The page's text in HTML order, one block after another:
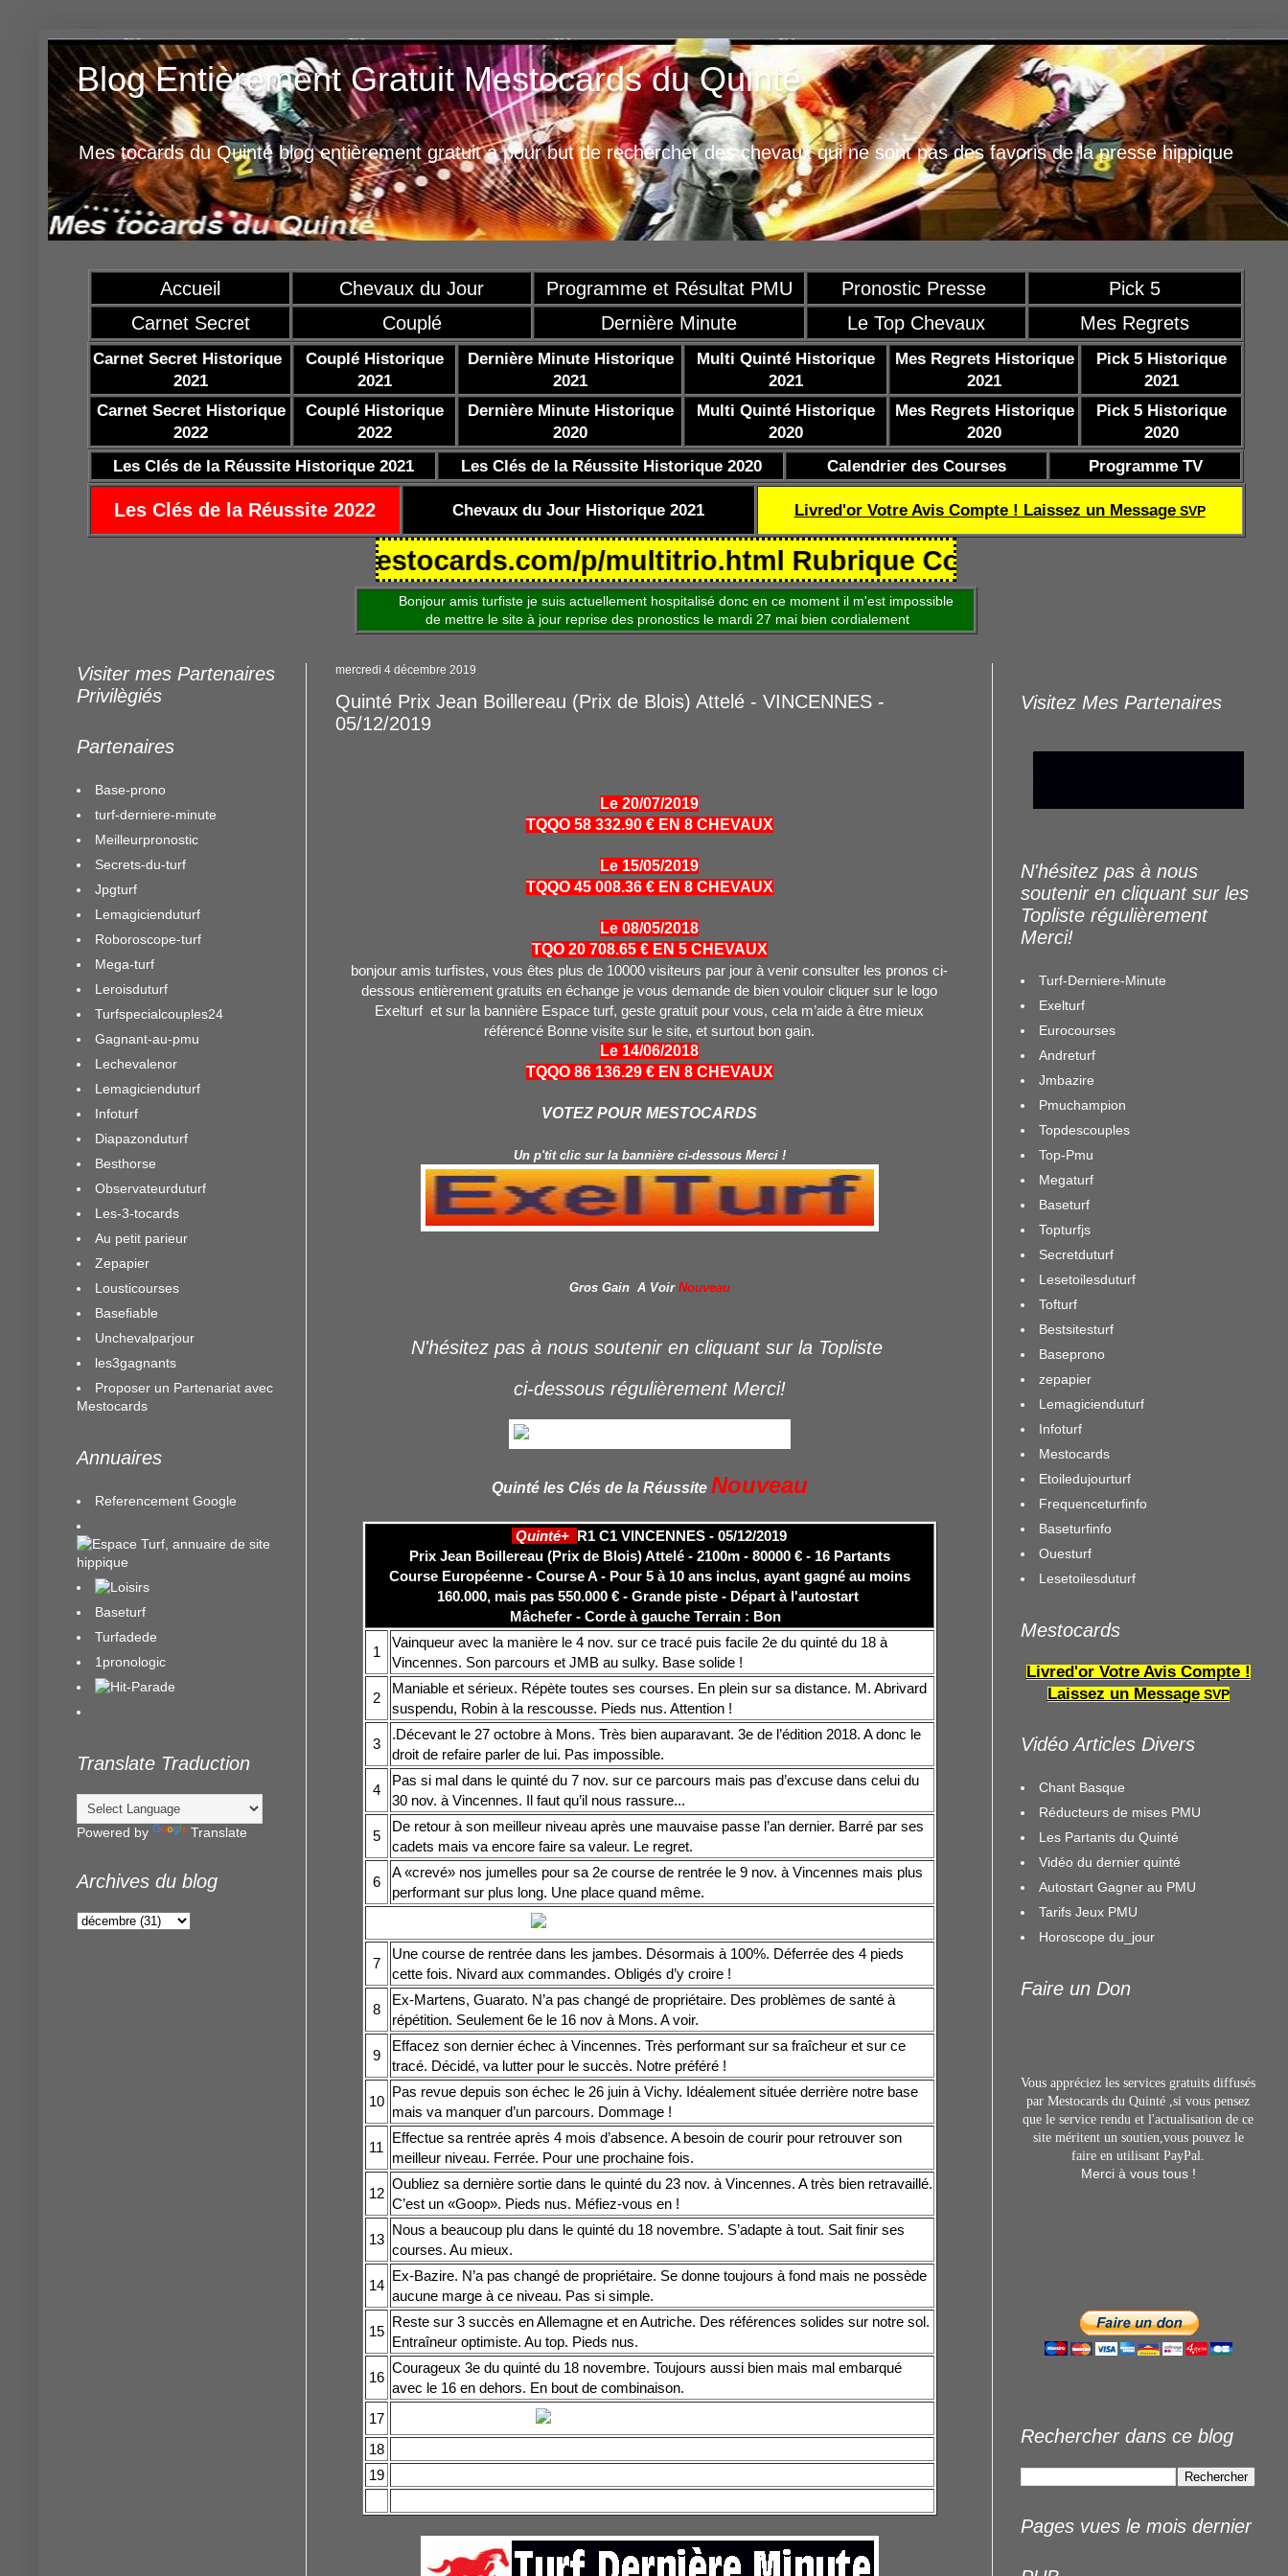
Blog Entièrement Gratuit Mestocards du Quinté
Mes tocards du Quinté blog entièrement gratuit a pour but de rechercher des chevaux qui ne sont pas des favoris de la presse hippique
Accueil Chevaux du Jour Programme et Résultat PMU Pronostic Presse
Pick 5
Carnet Secret
Couplé Dernière Minute Le Top Chevaux Mes Regrets
Carnet Secret Historique
2021
Couplé Historique
2021
Dernière Minute Historique
2021
Multi Quinté Historique
2021
Mes Regrets Historique
2021
Pick 5 Historique
2021
Carnet Secret Historique
2022
Couplé Historique
2022
Dernière Minute Historique
2020
Multi Quinté Historique
2020
Mes Regrets Historique
2020
Pick 5 Historique
2020
Les Clés de la Réussite Historique 2021
Les Clés de la Réussite Historique 2020 Calendrier des Courses Programme TV
Les Clés de la Réussite 2022 Chevaux du Jour Historique 2021 Livred'or Votre Avis Compte ! Laissez un MessageSVP
2021 https://www.mestocards.com/p/multitrio.html Rubrique Coef de réussite TQOQD 24
Bonjour amis turfiste je suis actuellement hospitalisé donc en ce moment il m'est impossible
de mettre le site à jour reprise des pronostics le mardi 27 mai bien cordialement
mercredi 4 décembre 2019
Quinté Prix Jean Boillereau (Prix de Blois) Attelé - VINCENNES -
05/12/2019
Le 20/07/2019
TQQO 58 332.90 € EN 8 CHEVAUX
Le 15/05/2019
TQQO 45 008.36 € EN 8 CHEVAUX
Le 08/05/2018
TQO 20 708.65 € EN 5 CHEVAUX
bonjour amis turfistes, vous êtes plus de 10000 visiteurs par jour à venir consulter les pronos ci-
dessous entièrement gratuits en échange je vous demande de bien vouloir cliquer sur le logo
Exelturf et sur la bannière Espace turf, geste gratuit pour vous, cela m’aide à être mieux
référencé Bonne visite sur le site, et surtout bon gain.
Le 14/06/2018
TQQO 86 136.29 € EN 8 CHEVAUX
VOTEZ POUR MESTOCARDS
Un p'tit clic sur la bannière ci-dessous Merci !
Gros Gain A Voir Nouveau
N'hésitez pas à nous soutenir en cliquant sur la Topliste
ci-dessous régulièrement Merci!
Quinté les Clés de la Réussite Nouveau
Quinté+ R1 C1 VINCENNES - 05/12/2019
Prix Jean Boillereau (Prix de Blois) Attelé - 2100m - 80000 € - 16 Partants
Course Européenne - Course A - Pour 5 à 10 ans inclus, ayant gagné au moins
160.000, mais pas 550.000 € - Grande piste - Départ à l'autostart
Mâchefer - Corde à gauche Terrain : Bon
1
Vainqueur avec la manière le 4 nov. sur ce tracé puis facile 2e du quinté du 18 à
Vincennes. Son parcours et JMB au sulky. Base solide !
2
Maniable et sérieux. Répète toutes ses courses. En plein sur sa distance. M. Abrivard
suspendu, Robin à la rescousse. Pieds nus. Attention !
3
.Décevant le 27 octobre à Mons. Très bien auparavant. 3e de l’édition 2018. A donc le
droit de refaire parler de lui. Pas impossible.
4
Pas si mal dans le quinté du 7 nov. sur ce parcours mais pas d’excuse dans celui du
30 nov. à Vincennes. Il faut qu’il nous rassure...
5
De retour à son meilleur niveau après une mauvaise passe l’an dernier. Barré par ses
cadets mais va encore faire sa valeur. Le regret.
6
A «crevé» nos jumelles pour sa 2e course de rentrée le 9 nov. à Vincennes mais plus
performant sur plus long. Une place quand même.
7
Une course de rentrée dans les jambes. Désormais à 100%. Déferrée des 4 pieds
cette fois. Nivard aux commandes. Obligés d’y croire !
8
Ex-Martens, Guarato. N’a pas changé de propriétaire. Des problèmes de santé à
répétition. Seulement 6e le 16 nov à Mons. A voir.
9
Effacez son dernier échec à Vincennes. Très performant sur sa fraîcheur et sur ce
tracé. Décidé, va lutter pour le succès. Notre préféré !
10
Pas revue depuis son échec le 26 juin à Vichy. Idéalement située derrière notre base
mais va manquer d’un parcours. Dommage !
11
Effectue sa rentrée après 4 mois d’absence. A besoin de courir pour retrouver son
meilleur niveau. Ferrée. Pour une prochaine fois.
12
Oubliez sa dernière sortie dans le quinté du 23 nov. à Vincennes. A très bien retravaillé.
C’est un «Goop». Pieds nus. Méfiez-vous en !
13
Nous a beaucoup plu dans le quinté du 18 novembre. S’adapte à tout. Sait finir ses
courses. Au mieux.
14
Ex-Bazire. N’a pas changé de propriétaire. Se donne toujours à fond mais ne possède
aucune marge à ce niveau. Pas si simple.
15
Reste sur 3 succès en Allemagne et en Autriche. Des références solides sur notre sol.
Entraîneur optimiste. Au top. Pieds nus.
16
Courageux 3e du quinté du 18 novembre. Toujours aussi bien mais mal embarqué
avec le 16 en dehors. En bout de combinaison.
17
18
19
Visiter mes Partenaires
Privilègiés
Partenaires
Base-prono
turf-derniere-minute
Meilleurpronostic
Secrets-du-turf
Jpgturf
Lemagicienduturf
Roboroscope-turf
Mega-turf
Leroisduturf
Turfspecialcouples24
Gagnant-au-pmu
Lechevalenor
Lemagicienduturf
Infoturf
Diapazonduturf
Besthorse
Observateurduturf
Les-3-tocards
Au petit parieur
Zepapier
Lousticourses
Basefiable
Unchevalparjour
les3gagnants
Proposer un Partenariat avec
Mestocards
Annuaires
Referencement Google
Baseturf
Turfadede
1pronologic
Translate Traduction
Powered by Translate
Archives du blog
Visitez Mes Partenaires
N'hésitez pas à nous
soutenir en cliquant sur les
Topliste régulièrement
Merci!
Turf-Derniere-Minute
Exelturf
Eurocourses
Andreturf
Jmbazire
Pmuchampion
Topdescouples
Top-Pmu
Megaturf
Baseturf
Topturfjs
Secretduturf
Lesetoilesduturf
Tofturf
Bestsitesturf
Baseprono
zepapier
Lemagicienduturf
Infoturf
Mestocards
Etoiledujourturf
Frequenceturfinfo
Baseturfinfo
Ouesturf
Lesetoilesduturf
Mestocards
Livred'or Votre Avis Compte !
Laissez un Message SVP
Vidéo Articles Divers
Chant Basque
Réducteurs de mises PMU
Les Partants du Quinté
Vidéo du dernier quinté
Autostart Gagner au PMU
Tarifs Jeux PMU
Horoscope du_jour
Faire un Don
Vous appréciez les services gratuits diffusés
par Mestocards du Quinté ,si vous pensez
que le service rendu et l'actualisation de ce
site méritent un soutien,vous pouvez le
faire en utilisant PayPal.
Merci à vous tous !
Rechercher dans ce blog
Pages vues le mois dernier